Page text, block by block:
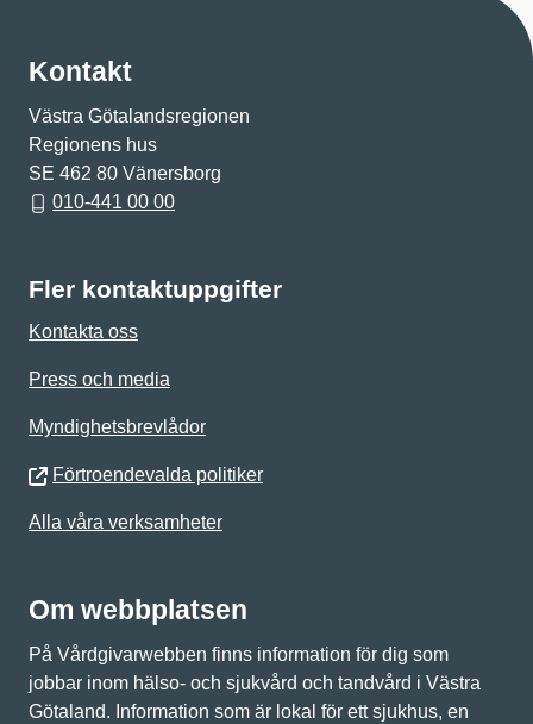
Kontakt
Västra Götalandsregionen
Regionens hus
SE 462 80 Vänersborg
010-441 00 00
Fler kontaktuppgifter
Kontakta oss
Press och media
Myndighetsbrevlådor
Förtroendevalda politiker
Alla våra verksamheter
Om webbplatsen
På Vårdgivarwebben finns information för dig som
jobbar inom hälso- och sjukvård och tandvård i Västra
Götaland. Information som är lokal för ett sjukhus, en